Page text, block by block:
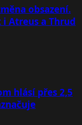
obsazení.
Atreus a Thrud
hlásí přes 2,5